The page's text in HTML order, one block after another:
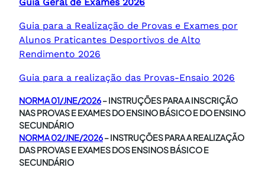
Guia Geral de Exames 2026
Guia para a Realização de Provas e Exames por
Alunos Praticantes Desportivos de Alto
Rendimento 2026
Guia para a realização das Provas-Ensaio 2026
NORMA 01/JNE/2026– INSTRUÇÕES PARA A INSCRIÇÃO
NAS PROVAS E EXAMES DO ENSINO BÁSICO E DO ENSINO
SECUNDÁRIO
NORMA 02/JNE/2026– INSTRUÇÕES PARA A REALIZAÇÃO
DAS PROVAS E EXAMES DOS ENSINOS BÁSICO E
SECUNDÁRIO